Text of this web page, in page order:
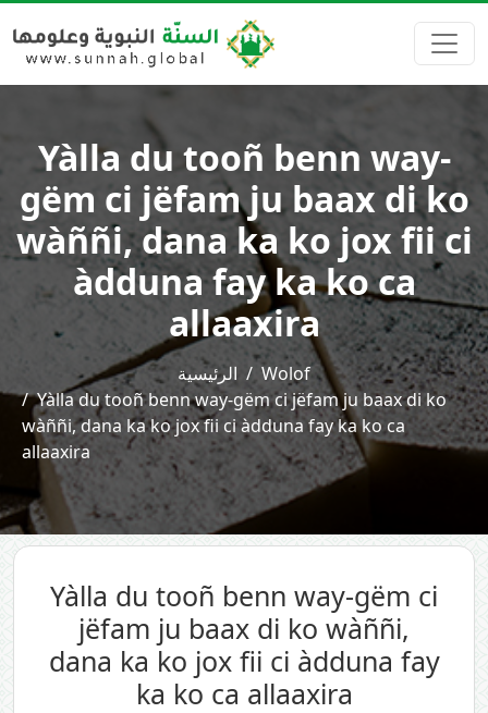
Yàlla du tooñ benn way-
gëm ci jëfam ju baax di ko
wàññi, dana ka ko jox fii ci
àdduna fay ka ko ca
allaaxira
الرئيسية
Wolof
Yàlla du tooñ benn way-gëm ci jëfam ju baax di ko
wàññi, dana ka ko jox fii ci àdduna fay ka ko ca
allaaxira
Yàlla du tooñ benn way-gëm ci
jëfam ju baax di ko wàññi,
dana ka ko jox fii ci àdduna fay
ka ko ca allaaxira